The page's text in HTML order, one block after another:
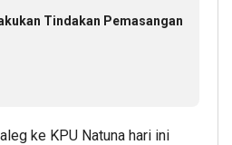
Tindakan Pemasangan
ke KPU Natuna hari ini